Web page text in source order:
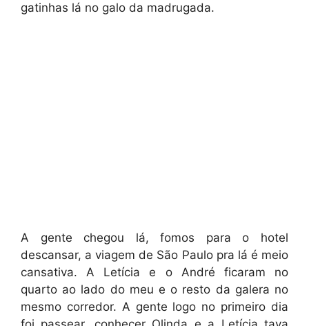
gatinhas lá no galo da madrugada.
A gente chegou lá, fomos para o hotel
descansar, a viagem de São Paulo pra lá é meio
cansativa. A Letícia e o André ficaram no
quarto ao lado do meu e o resto da galera no
mesmo corredor. A gente logo no primeiro dia